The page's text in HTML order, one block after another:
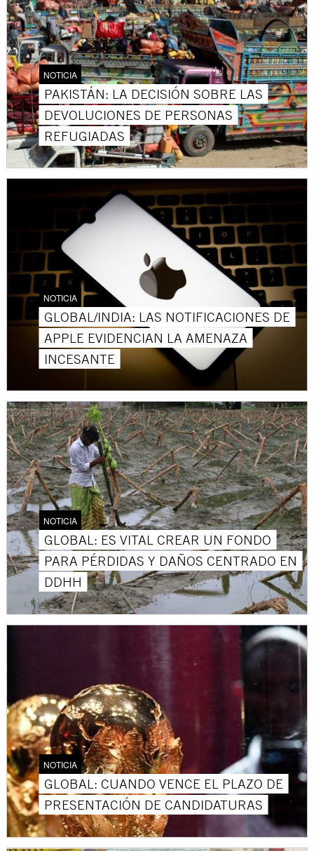
NOTICIA
PAKISTÁN: LA DECISIÓN SOBRE LAS
DEVOLUCIONES DE PERSONAS
REFUGIADAS
NOTICIA
GLOBAL/INDIA: LAS NOTIFICACIONES DE
APPLE EVIDENCIAN LA AMENAZA
INCESANTE
NOTICIA
GLOBAL: ES VITAL CREAR UN FONDO
PARA PÉRDIDAS Y DAÑOS CENTRADO EN
DDHH
NOTICIA
GLOBAL: CUANDO VENCE EL PLAZO DE
PRESENTACIÓN DE CANDIDATURAS